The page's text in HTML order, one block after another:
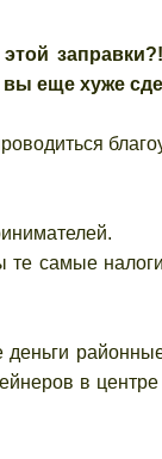
еще хуже
те самые
в